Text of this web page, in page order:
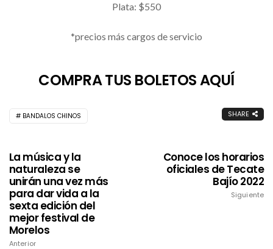
Plata: $550
*precios más cargos de servicio
COMPRA TUS BOLETOS AQUÍ
BANDALOS CHINOS SHARE
La música y la
naturaleza se
unirán una vez más
para dar vida a la
sexta edición del
mejor festival de
Morelos
Anterior
Conoce los horarios
oficiales de Tecate
Bajío 2022
Siguiente